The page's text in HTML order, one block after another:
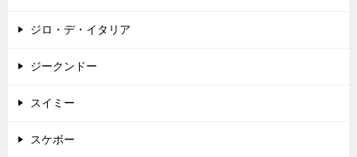
ジロ・デ・イタリア
ジークンドー
スイミー
スケボー